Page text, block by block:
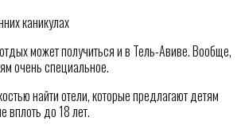
может получиться и в Тель-Авиве. Вообще,
очень специальное.
найти отели, которые предлагают детям
вплоть до 18 лет.